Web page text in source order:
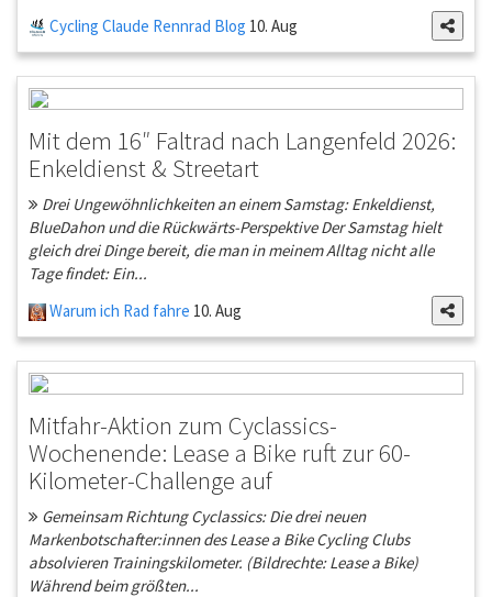
Cycling Claude Rennrad Blog 10. Aug
Mit dem 16″ Faltrad nach Langenfeld 2026:
Enkeldienst & Streetart
Drei Ungewöhnlichkeiten an einem Samstag: Enkeldienst,
BlueDahon und die Rückwärts-Perspektive Der Samstag hielt
gleich drei Dinge bereit, die man in meinem Alltag nicht alle
Tage findet: Ein...
Warum ich Rad fahre 10. Aug
Mitfahr-Aktion zum Cyclassics-
Wochenende: Lease a Bike ruft zur 60-
Kilometer-Challenge auf
Gemeinsam Richtung Cyclassics: Die drei neuen
Markenbotschafter:innen des Lease a Bike Cycling Clubs
absolvieren Trainingskilometer. (Bildrechte: Lease a Bike)
Während beim größten...